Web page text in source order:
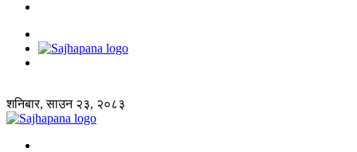
शनिबार, साउन २३, २०८३